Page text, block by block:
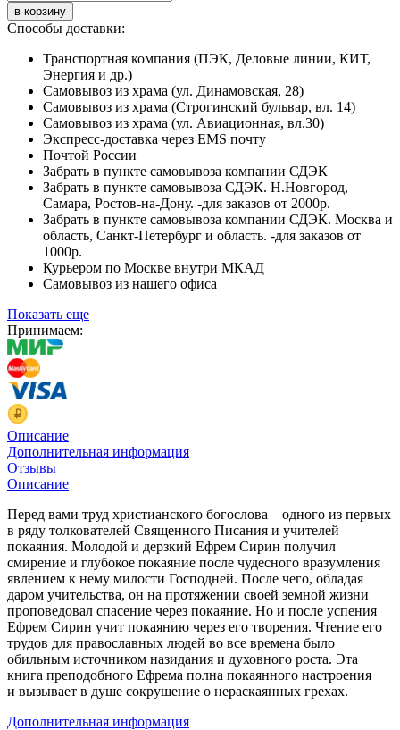
в корзину
Способы доставки:
Транспортная компания (ПЭК, Деловые линии, КИТ,
Энергия и др.)
Самовывоз из храма (ул. Динамовская, 28)
Самовывоз из храма (Строгинский бульвар, вл. 14)
Самовывоз из храма (ул. Авиационная, вл.30)
Экспресс-доставка через EMS почту
Почтой России
Забрать в пункте самовывоза компании СДЭК
Забрать в пункте самовывоза СДЭК. Н.Новгород,
Самара, Ростов-на-Дону. -для заказов от 2000р.
Забрать в пункте самовывоза компании СДЭК. Москва и
область, Санкт-Петербург и область. -для заказов от
1000р.
Курьером по Москве внутри МКАД
Самовывоз из нашего офиса
Показать еще
Принимаем:
Описание
Дополнительная информация
Отзывы
Описание
Перед вами труд христианского богослова – одного из первых
в ряду толкователей Священного Писания и учителей
покаяния. Молодой и дерзкий Ефрем Сирин получил
смирение и глубокое покаяние после чудесного вразумления
явлением к нему милости Господней. После чего, обладая
даром учительства, он на протяжении своей земной жизни
проповедовал спасение через покаяние. Но и после успения
Ефрем Сирин учит покаянию через его творения. Чтение его
трудов для православных людей во все времена было
обильным источником назидания и духовного роста. Эта
книга преподобного Ефрема полна покаянного настроения
и вызывает в душе сокрушение о нераскаянных грехах.
Дополнительная информация